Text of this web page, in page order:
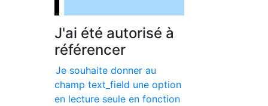
J'ai été autorisé à
référencer
Je souhaite donner au
champ text_field une option
en lecture seule en fonction